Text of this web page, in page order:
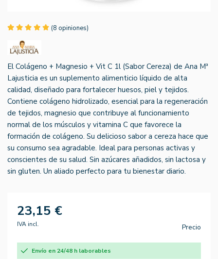
(8 opiniones)
El Colágeno + Magnesio + Vit C 1l (Sabor Cereza) de Ana Mª
Lajusticia es un suplemento alimenticio líquido de alta
calidad, diseñado para fortalecer huesos, piel y tejidos.
Contiene colágeno hidrolizado, esencial para la regeneración
de tejidos, magnesio que contribuye al funcionamiento
normal de los músculos y vitamina C que favorece la
formación de colágeno. Su delicioso sabor a cereza hace que
su consumo sea agradable. Ideal para personas activas y
conscientes de su salud. Sin azúcares añadidos, sin lactosa y
sin gluten. Un aliado perfecto para tu bienestar diario.
23,15 €
IVA incl. Precio
Envío en 24/48 h laborables